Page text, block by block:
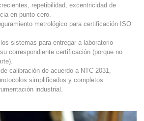
repetibilidad, excentricidad de
en punto cero.
metrológico para certificación ISO
sistemas para entregar a laboratorio
correspondiente certificación (porque no
calibración de acuerdo a NTC 2031,
simplificados y completos.
industrial.